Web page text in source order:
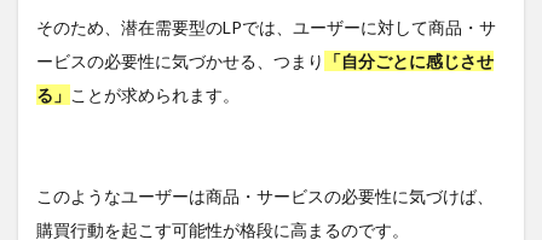
パー
（1）
紹介
する
そのため、潜在需要型のLPでは、ユーザーに対して商品・サ
ービスの必要性に気づかせる、つまり
「自分ごとに感じさせ
る」 ことが求められます。
このようなユーザーは商品・サービスの必要性に気づけば、
購買行動を起こす可能性が格段に高まるのです。